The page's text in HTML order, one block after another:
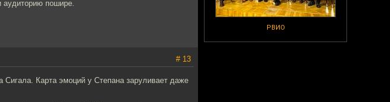
РВИО
аудиторию пошире.
# 13
Сигала. Карта эмоций у Степана заруливает даже